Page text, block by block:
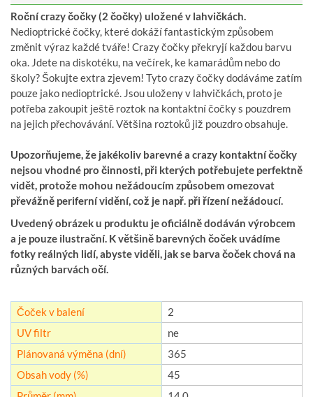
Roční crazy čočky (2 čočky) uložené v lahvičkách.
Nedioptrické čočky, které dokáží fantastickým způsobem
změnit výraz každé tváře! Crazy čočky překryjí každou barvu
oka. Jdete na diskotéku, na večírek, ke kamarádům nebo do
školy? Šokujte extra zjevem! Tyto crazy čočky dodáváme zatím
pouze jako nedioptrické. Jsou uloženy v lahvičkách, proto je
potřeba zakoupit ještě roztok na kontaktní čočky s pouzdrem
na jejich přechovávání. Většina roztoků již pouzdro obsahuje.
Upozorňujeme, že jakékoliv barevné a crazy kontaktní čočky
nejsou vhodné pro činnosti, při kterých potřebujete perfektně
vidět, protože mohou nežádoucím způsobem omezovat
převážně periferní vidění, což je např. při řízení nežádoucí.
Uvedený obrázek u produktu je oficiálně dodáván výrobcem
a je pouze ilustrační. K většině barevných čoček uvádíme
fotky reálných lidí, abyste viděli, jak se barva čoček chová na
různých barvách očí.
Čoček v balení
2
UV filtr
ne
Plánovaná výměna (dní)
365
Obsah vody (%)
45